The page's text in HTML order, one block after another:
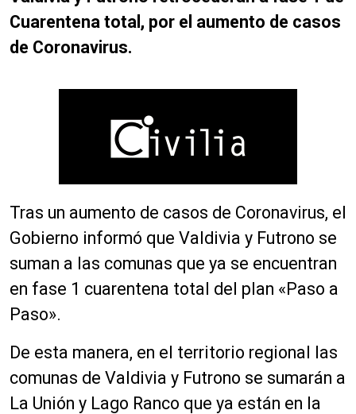
Cuarentena total, por el aumento de casos
de Coronavirus.
Tras un aumento de casos de Coronavirus, el
Gobierno informó que Valdivia y Futrono se
suman a las comunas que ya se encuentran
en fase 1 cuarentena total del plan «Paso a
Paso».
De esta manera, en el territorio regional las
comunas de Valdivia y Futrono se sumarán a
La Unión y Lago Ranco que ya están en la